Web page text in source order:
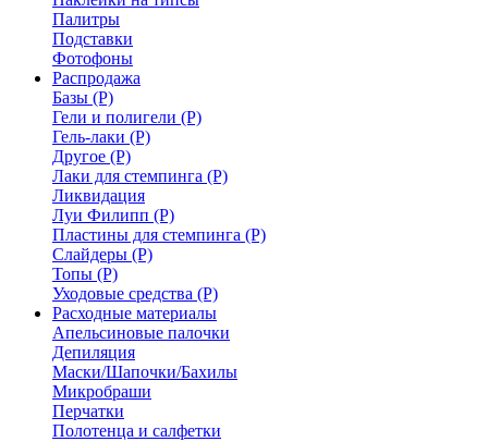
Палитры
Подставки
Фотофоны
Распродажа
Базы (Р)
Гели и полигели (Р)
Гель-лаки (Р)
Другое (Р)
Лаки для стемпинга (Р)
Ликвидация
Луи Филипп (Р)
Пластины для стемпинга (Р)
Слайдеры (Р)
Топы (Р)
Уходовые средства (Р)
Расходные материалы
Апельсиновые палочки
Депиляция
Маски/Шапочки/Бахилы
Микробраши
Перчатки
Полотенца и салфетки